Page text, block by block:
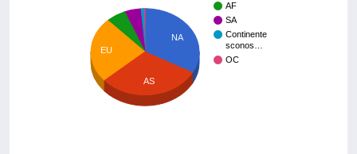
AF
SA
Continente
sconos…
OC
NA
EU
AS